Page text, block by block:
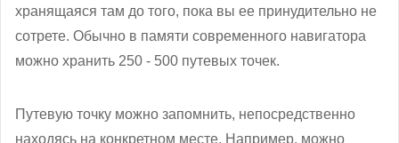
хранящаяся там до того, пока вы ее принудительно не
сотрете. Обычно в памяти современного навигатора
можно хранить 250 - 500 путевых точек.
Путевую точку можно запомнить, непосредственно
находясь на конкретном месте. Например, можно